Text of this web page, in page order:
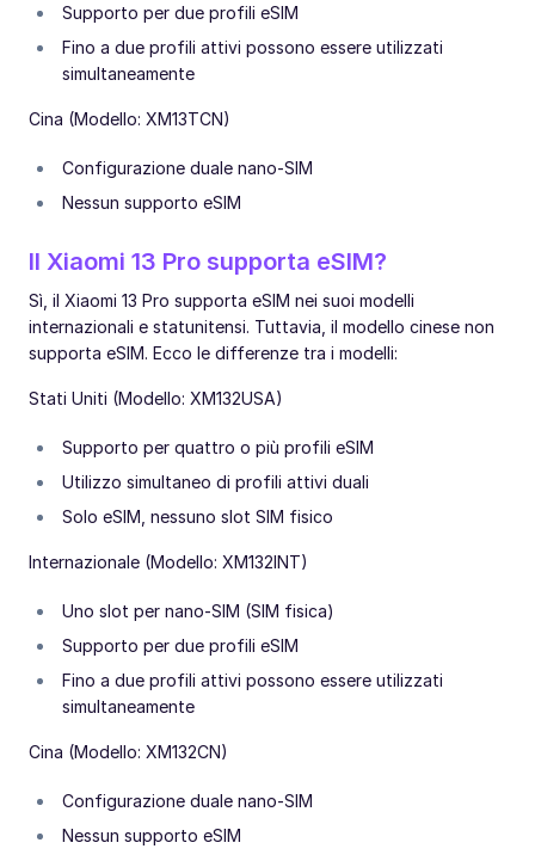
Supporto per due profili eSIM
Fino a due profili attivi possono essere utilizzati
simultaneamente
Cina (Modello: XM13TCN)
Configurazione duale nano-SIM
Nessun supporto eSIM
Il Xiaomi 13 Pro supporta eSIM?
Sì, il Xiaomi 13 Pro supporta eSIM nei suoi modelli
internazionali e statunitensi. Tuttavia, il modello cinese non
supporta eSIM. Ecco le differenze tra i modelli:
Stati Uniti (Modello: XM132USA)
Supporto per quattro o più profili eSIM
Utilizzo simultaneo di profili attivi duali
Solo eSIM, nessuno slot SIM fisico
Internazionale (Modello: XM132INT)
Uno slot per nano-SIM (SIM fisica)
Supporto per due profili eSIM
Fino a due profili attivi possono essere utilizzati
simultaneamente
Cina (Modello: XM132CN)
Configurazione duale nano-SIM
Nessun supporto eSIM